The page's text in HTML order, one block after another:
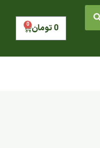
0 تومان 0
سبد
خرید